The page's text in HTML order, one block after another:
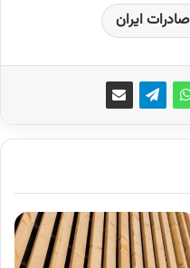
صادرات ایران